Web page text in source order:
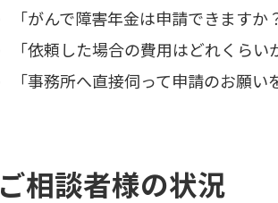
「がんで障害年金は申請できますか
「依頼した場合の費用はどれくら
「事務所へ直接伺って申請のお願い
ご相談者様の状況